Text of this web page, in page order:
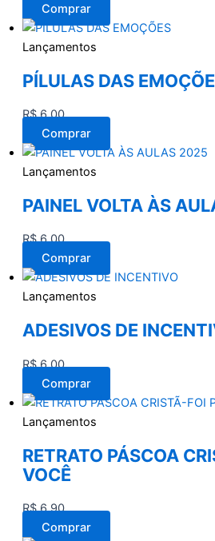
Comprar
Lançamentos
PÍLULAS DAS
R$6,00
Comprar
Lançamentos
PAINEL VOLTA ÀS
R$6,00
Comprar
Lançamentos
ADESIVOS DE
R$6,00
Comprar
Lançamentos
RETRATO PÁSCOA
VOCÊ
R$6,90
Comprar